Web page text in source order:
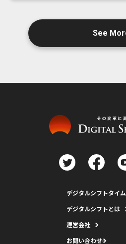
See
デジタルシフトタイ
デジタルシフトとは
運営会社
お問い合わせ